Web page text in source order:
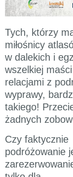
Tych, którzy
miłośnicy
w dalekich i
wszelkiej
relacjami z
wyprawy,
takiego!
żadnych
Czy faktycznie
podróżowanie